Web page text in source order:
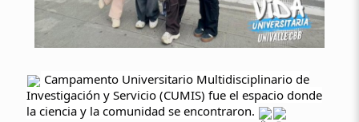
Campamento Universitario Multidisciplinario de
Investigación y Servicio (CUMIS) fue el espacio donde
la ciencia y la comunidad se encontraron.